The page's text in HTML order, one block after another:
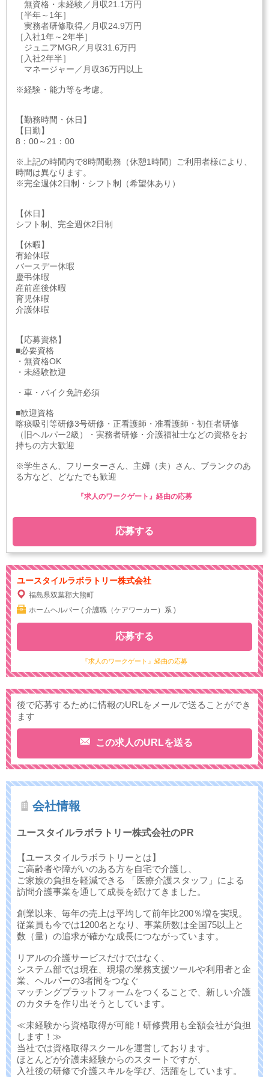
無資格・未経験／月収21.1万円
［半年～1年］
実務者研修取得／月収24.9万円
［入社1年～2年半］
ジュニアMGR／月収31.6万円
［入社2年半］
マネージャー／月収36万円以上
※経験・能力等を考慮。
【勤務時間・休日】
【日勤】
8：00～21：00
※上記の時間内で8時間勤務（休憩1時間）ご利用者様により、
時間は異なります。
※完全週休2日制・シフト制（希望休あり）
【休日】
シフト制、完全週休2日制
【休暇】
有給休暇
バースデー休暇
慶弔休暇
産前産後休暇
育児休暇
介護休暇
【応募資格】
■必要資格
・無資格OK
・未経験歓迎
・車・バイク免許必須
■歓迎資格
喀痰吸引等研修3号研修・正看護師・准看護師・初任者研修
（旧ヘルパー2級）・実務者研修・介護福祉士などの資格をお
持ちの方大歓迎
※学生さん、フリーターさん、主婦（夫）さん、ブランクのあ
る方など、どなたでも歓迎
応募する
『求人のワークゲート』経由の応募
ユースタイルラボラトリー株式会社
福島県双葉郡大熊町
ホームヘルパー ( 介護職（ケアワーカー）系 )
『求人のワークゲート』経由の応募
応募する
後で応募するために情報のURLをメールで送ることができ
ます
この求人のURLを送る
会社情報
ユースタイルラボラトリー株式会社のPR
【ユースタイルラボラトリーとは】
ご高齢者や障がいのある方を自宅で介護し、
ご家族の負担を軽減できる 「医療介護スタッフ」による
訪問介護事業を通して成長を続けてきました。
創業以来、毎年の売上は平均して前年比200％増を実現。
従業員も今では1200名となり、事業所数は全国75以上と
数（量）の追求が確かな成長につながっています。
リアルの介護サービスだけではなく、
システム部では現在、現場の業務支援ツールや利用者と企
業、ヘルパーの3者間をつなぐ
マッチングプラットフォームをつくることで、新しい介護
のカタチを作り出そうとしています。
≪未経験から資格取得が可能！研修費用も全額会社が負担
します！≫
当社では資格取得スクールを運営しております。
ほとんどが介護未経験からのスタートですが、
入社後の研修で介護スキルを学び、活躍をしています。